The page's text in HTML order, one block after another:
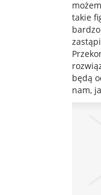
takie
będą
nam,